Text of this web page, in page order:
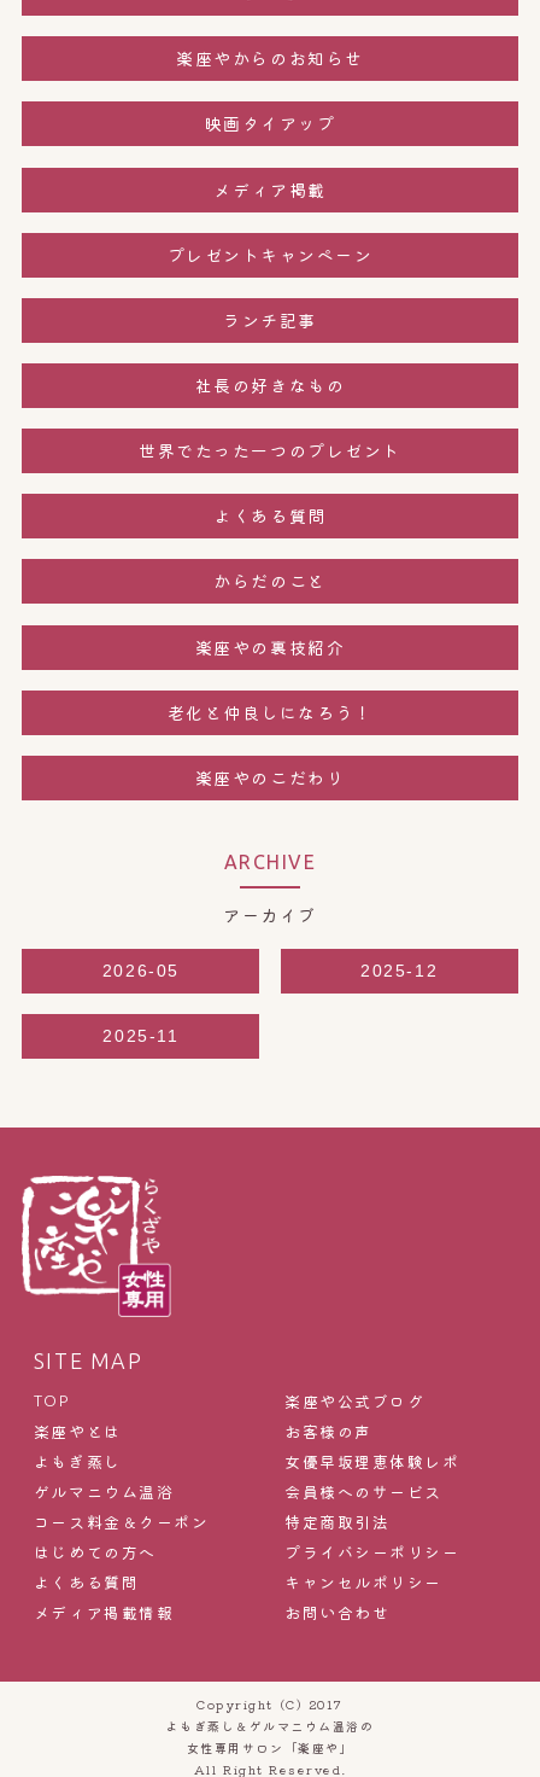
楽座やからのお知らせ
映画タイアップ
メディア掲載
プレゼントキャンペーン
ランチ記事
社長の好きなもの
世界でたった一つのプレゼント
よくある質問
からだのこと
楽座やの裏技紹介
老化と仲良しになろう！
楽座やのこだわり
ARCHIVE
アーカイブ
2026-05 2025-12
2025-11
SITE MAP
TOP
楽座やとは
よもぎ蒸し
ゲルマニウム温浴
コース料金＆クーポン
はじめての方へ
よくある質問
メディア掲載情報
楽座や公式ブログ
お客様の声
女優早坂理恵体験レポ
会員様へのサービス
特定商取引法
プライバシーポリシー
キャンセルポリシー
お問い合わせ
Copyright (C) 2017
よもぎ蒸し＆ゲルマニウム温浴の
女性専用サロン「楽座や」
All Right Reserved.